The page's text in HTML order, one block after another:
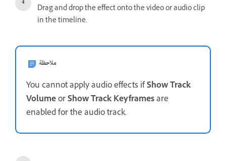
Drag and drop the effect onto the video or audio clip
in the timeline.
ملاحظة
You cannot apply audio effects ifShow Track
VolumeorShow Track Keyframesare
enabled for the audio track.